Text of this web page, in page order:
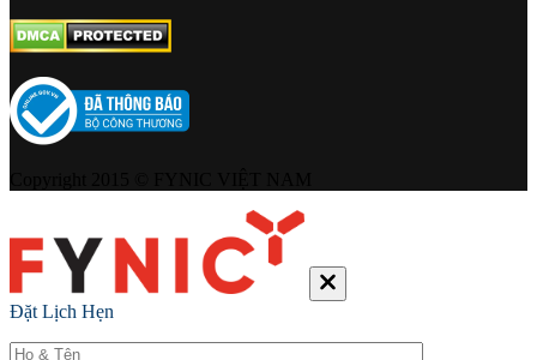
Đặt Lịch Hẹn